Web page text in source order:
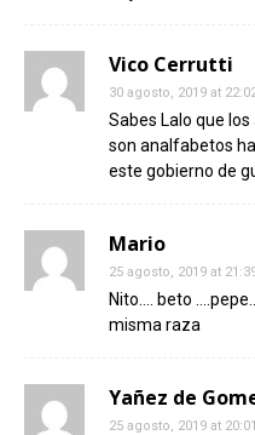
Vico Cerrutti
30 agosto, 2019 at
Sabes Lalo que
son analfabetos
este gobierno de
Mario
25 agosto, 2019 at
Nito…. beto
misma raza
Yañez de
25 agosto, 2019 at 20:01